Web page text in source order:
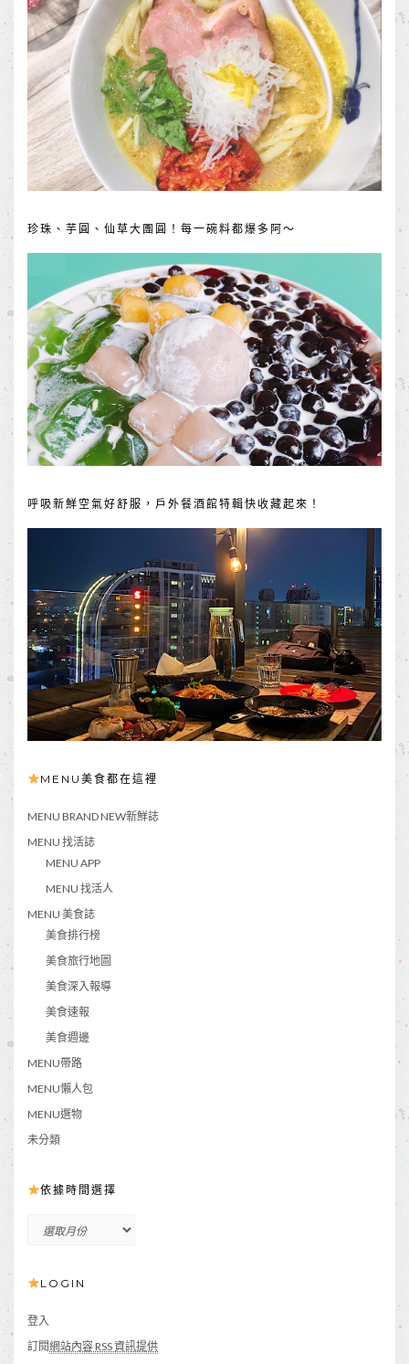
珍珠、芋圓、仙草大團圓！每一碗料都爆多阿～
呼吸新鮮空氣好舒服，戶外餐酒館特輯快收藏起來！
MENU美食都在這裡
MENU BRAND NEW新鮮誌
MENU 找活誌
MENU APP
MENU 找活人
MENU 美食誌
美食排行榜
美食旅行地圖
美食深入報導
美食速報
美食週邊
MENU帶路
MENU懶人包
MENU選物
未分類
依據時間選擇
間
擇
LOGIN
登入
訂閱網站內容 RSS 資訊提供